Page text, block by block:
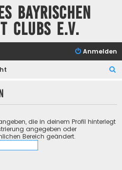
Bayrischen
Clubs e.V.
Anmelden
h
die in deinem Profil hinterlegt
angegeben oder
Bereich geändert.